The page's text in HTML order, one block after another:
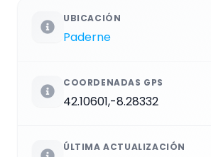
UBICACIÓN
Paderne
COORDENADAS GPS
42.10601,-8.28332
ÚLTIMA ACTUALIZACIÓN